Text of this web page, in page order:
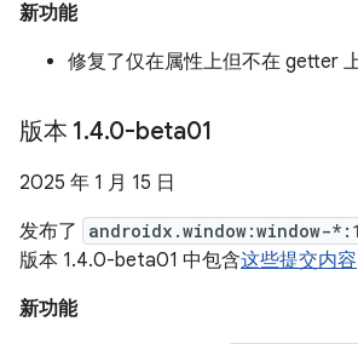
新功能
修复了仅在属性上但不在 getter
版本 1.4.0-beta01
2025 年 1 月 15 日
发布了
androidx.window:window-
版本 1.4.0-beta01 中包含这些提交内容
新功能